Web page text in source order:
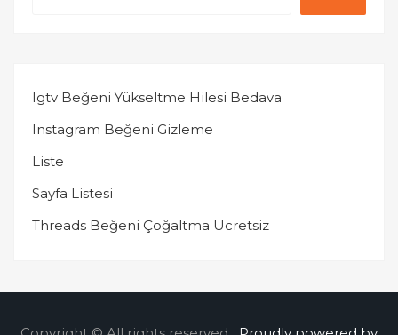
Igtv Beğeni Yükseltme Hilesi Bedava
Instagram Beğeni Gizleme
Liste
Sayfa Listesi
Threads Beğeni Çoğaltma Ücretsiz